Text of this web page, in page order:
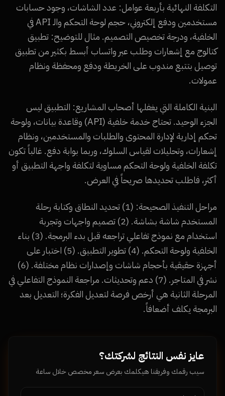
التكلفة النهائية بأربعة عوامل: عدد الشاشات، وجود حسابات
مستخدمين ودفع إلكتروني، حجم لوحة التحكم والـ API في
الخلفية، ودرجة تخصيص التصميم. مثال للتوضيح: تطبيق
كتالوج مع إشعارات وطلب عبر واتساب أبسط بكثير من تطبيق
توصيل بتتبع مندوب على الخريطة ودفع ومحفظة ونظام
عمولات.
البنية الكاملة التي يغفلها أصحاب المشاريع: التطبيق ليس
الجزء الوحيد. تحتاج خدمة خلفية (API) وقاعدة بيانات، ولوحة
تحكم إدارية لإدارة المحتوى والطلبات والمستخدمين، ونظام
إشعارات، وتحليلات لقياس السلوك، وربما بوابة دفع. غالباً تكون
تكلفة الخلفية ولوحة التحكم مساوية لتكلفة واجهة التطبيق أو
أكثر، فاطلب تحديدها صريحاً في العرض.
مراحل التنفيذ الصحيحة: (1) تحديد النطاق وكتابة رحلة
المستخدم شاشة بشاشة. (2) تصميم واجهات وتجربة
استخدام مع نموذج تفاعلي تراجعه قبل بدء البرمجة. (3) بناء
الخلفية ولوحة التحكم. (4) تطوير التطبيق. (5) اختبار على
أجهزة حقيقية بأحجام شاشات وإصدارات نظام مختلفة. (6)
نشر في المتاجر. (7) دعم وتحديثات. مراجعة النموذج التفاعلي في
المرحلة الثانية هي أرخص فرصة لتعديل الفكرة؛ التعديل بعد
البرمجة يكلف أضعافاً.
عايز نفس النتائج لشركتك؟
سيب رقمك وفريقنا هيكلمك بعرض سعر مخصص خلال ساعة